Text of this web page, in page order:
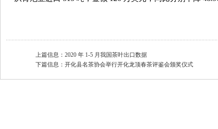
上篇信息： 2020 年 1-5 月我国茶叶出口数据
下篇信息： 开化县名茶协会举行开化龙顶春茶评鉴会颁奖仪式